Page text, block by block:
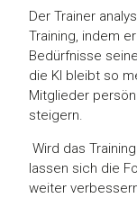
Der Trainer
Training, indem
Bedürfnisse
die KI bleibt so
Mitglieder
steigern.
Wird das
lassen sich die
weiter